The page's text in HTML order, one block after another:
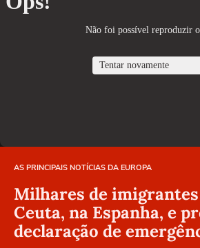
AS PRINCIPAIS NOTÍCIAS DA EUROPA
Milhares de imigrantes
Ceuta, na Espanha, e
declaração de